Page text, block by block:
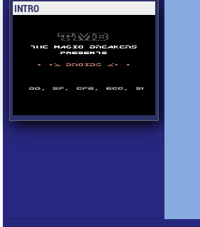
INTRO